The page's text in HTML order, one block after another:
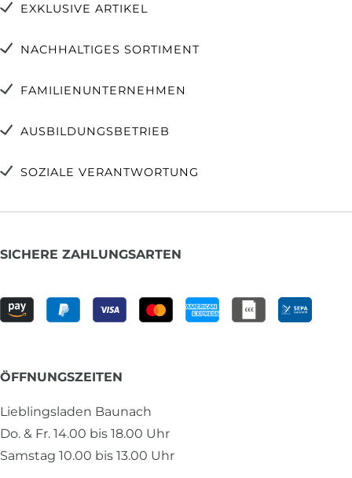
EXKLUSIVE ARTIKEL
NACHHALTIGES SORTIMENT
FAMILIENUNTERNEHMEN
AUSBILDUNGSBETRIEB
SOZIALE VERANTWORTUNG
SICHERE ZAHLUNGSARTEN
ÖFFNUNGSZEITEN
Lieblingsladen Baunach
Do. & Fr. 14.00 bis 18.00 Uhr
Samstag 10.00 bis 13.00 Uhr